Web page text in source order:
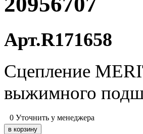
Арт.R171658
Сцепление
выжимного
0 Уточнить у менеджера